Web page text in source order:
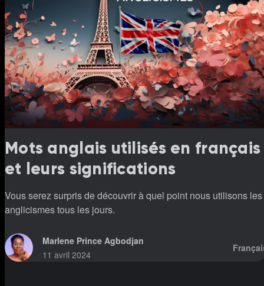
Mots anglais utilisés en français
et leurs significations
Vous serez surpris de découvrir à quel point nous utilisons les
anglicismes tous les jours.
Marlene Prince Agbodjan
11 avril 2024